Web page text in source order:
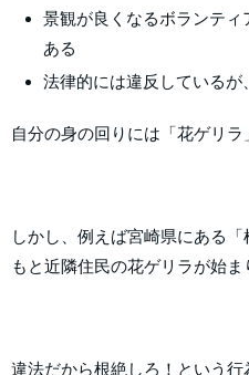
景観が良くなるボランテ
ある
法律的には違反しているが
自分の身の回りには「花ゲリラ
しかし、例えば宮崎県にある
もと近隣住民の花ゲリラが始ま
違法だから根絶しろ！という行